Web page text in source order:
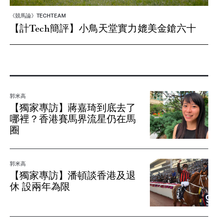
《競馬論》TECHTEAM
【計Tech簡評】小鳥天堂實力媲美金鎗六十
郭米高
【獨家專訪】蔣嘉琦到底去了
哪裡？香港賽馬界流星仍在馬
圈
郭米高
【獨家專訪】潘頓談香港及退
休 設兩年為限